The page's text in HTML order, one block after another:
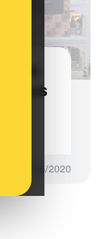
sus
14/05/2020